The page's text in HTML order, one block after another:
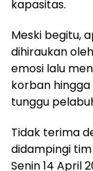
kapasitas.
Meski begitu,
dihiraukan
emosi lalu
korban
tunggu
Tidak terima
didampingi
Senin 14 April